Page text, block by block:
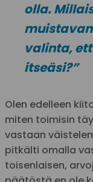
olla.
valinta,
itseäsi?”
Olen edelleen
miten toimisin
vastaan
pitkälti omalla
toisenlaisen,